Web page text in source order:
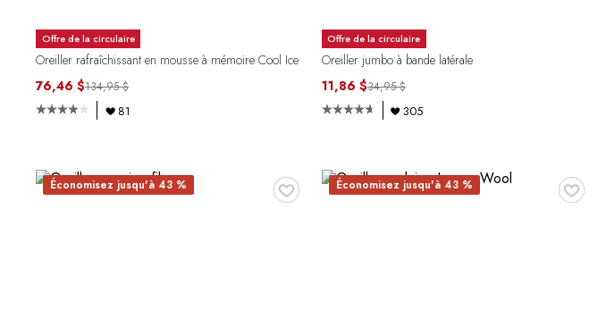
Offre de la circulaire
Oreiller rafraîchissant en mousse à mémoire Cool Ice
76,46 $134,95 $
81
Offre de la circulaire
Oreiller jumbo à bande latérale
11,86 $34,95 $
305
♥
Économisez jusqu'à 43 % ♥
Économisez jusqu'à 43 %